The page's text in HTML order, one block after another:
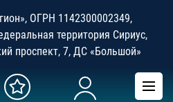
ОГРН 1142300002349,
территория Сириус,
проспект, 7, ДС «Большой»